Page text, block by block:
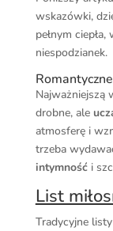
wskazówki,
pełnym
niespodzianek.
Najważniejszą
drobne, ale
atmosferę i
trzeba
intymnośći
List
Tradycyjne